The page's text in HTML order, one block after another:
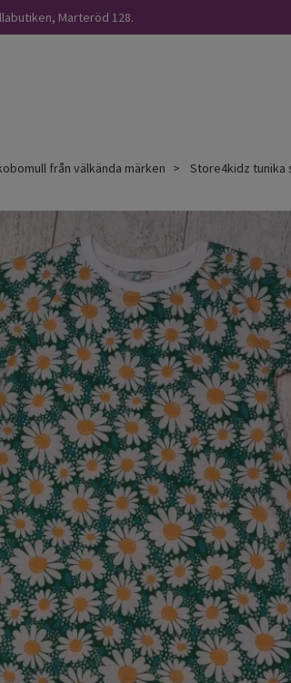
Marteröd 128.
från välkända märken Store4kidz tunika